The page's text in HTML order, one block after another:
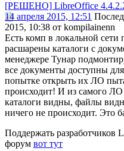
[РЕШЕНО] LibreOffice
14 апреля 2015, 12:51
2015, 10:38 от kompilainenn
Есть комп в локальной
расшарены каталоги с
менеджере Тунар
все документы доступны
попытке открыть их ЛО
происходит! И из самого
каталоги видны, файлы
ничего не происходит. Это
Поддержать разработчиков
форум вот тут